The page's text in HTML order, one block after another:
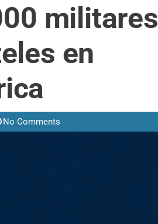
militares
en
No Comments